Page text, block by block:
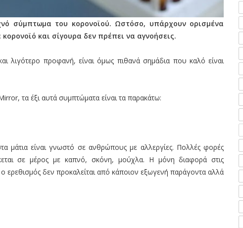
σύμπτωμα του κορονοϊού. Ωστόσο, υπάρχουν ορισμένα
και σίγουρα δεν πρέπει να αγνοήσεις.
λιγότερο προφανή, είναι όμως πιθανά σημάδια που καλό είναι
τα έξι αυτά συμπτώματα είναι τα παρακάτω:
μάτια είναι γνωστό σε ανθρώπους με αλλεργίες. Πολλές φορές
σε μέρος με καπνό, σκόνη, μούχλα. Η μόνη διαφορά στις
ερεθισμός δεν προκαλείται από κάποιον εξωγενή παράγοντα αλλά